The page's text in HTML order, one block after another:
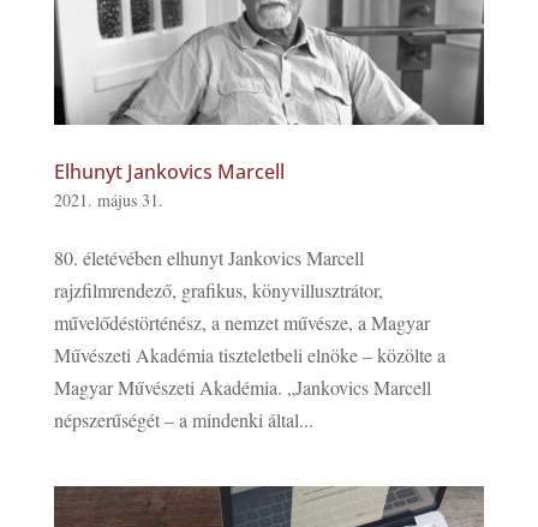
Elhunyt Jankovics Marcell
2021. május 31.
80. életévében elhunyt Jankovics Marcell
rajzfilmrendező, grafikus, könyvillusztrátor,
művelődéstörténész, a nemzet művésze, a Magyar
Művészeti Akadémia tiszteletbeli elnöke – közölte a
Magyar Művészeti Akadémia. „Jankovics Marcell
népszerűségét – a mindenki által...